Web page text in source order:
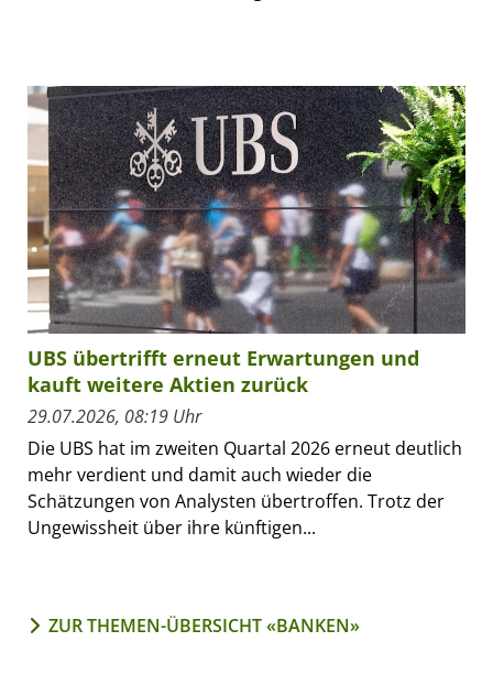
UBS übertrifft erneut Erwartungen und
kauft weitere Aktien zurück
29.07.2026, 08:19 Uhr
Die UBS hat im zweiten Quartal 2026 erneut deutlich
mehr verdient und damit auch wieder die
Schätzungen von Analysten übertroffen. Trotz der
Ungewissheit über ihre künftigen...
ZUR THEMEN-ÜBERSICHT «BANKEN»